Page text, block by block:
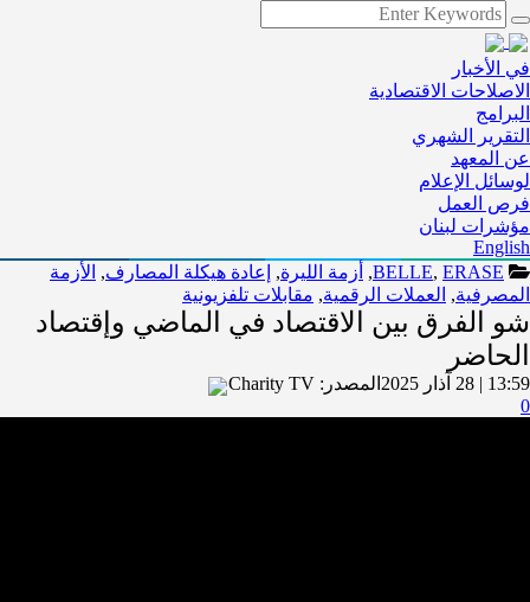
في الأخبار
الاصلاحات الاقتصادية
البرامج
التقرير الشهري
عن المعهد
لوسائل الإعلام
فرص العمل
مؤشرات لبنان
English
BELLE, ERASE
, أزمة الليرة, إعادة هيكلة المصارف, الأزمة
المصرفية, العملات الرقمية, مقابلات تلفزيونية
شو الفرق بين الاقتصاد في الماضي وإقتصاد
الحاضر
13:59 | 28 آذار 2025 المصدر: Charity TV
0